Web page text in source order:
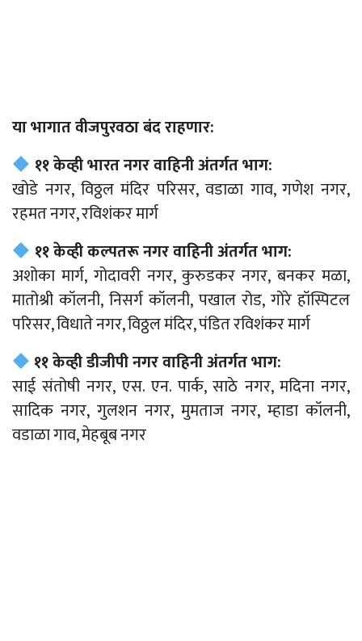
या भागात वीजपुरवठा बंद राहणार:
११ केव्ही भारत नगर वाहिनी अंतर्गत भाग:
खोडे नगर, विठ्ठल मंदिर परिसर, वडाळा गाव, गणेश नगर,
रहमत नगर, रविशंकर मार्ग
११ केव्ही कल्पतरू नगर वाहिनी अंतर्गत भाग:
अशोका मार्ग, गोदावरी नगर, कुरुडकर नगर, बनकर मळा,
मातोश्री कॉलनी, निसर्ग कॉलनी, पखाल रोड, गोरे हॉस्पिटल
परिसर, विधाते नगर, विठ्ठल मंदिर, पंडित रविशंकर मार्ग
११ केव्ही डीजीपी नगर वाहिनी अंतर्गत भाग:
साई संतोषी नगर, एस. एन. पार्क, साठे नगर, मदिना नगर,
सादिक नगर, गुलशन नगर, मुमताज नगर, म्हाडा कॉलनी,
वडाळा गाव, मेहबूब नगर